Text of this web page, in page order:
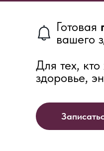
Готовая
вашего
Для тех,
здоровье,